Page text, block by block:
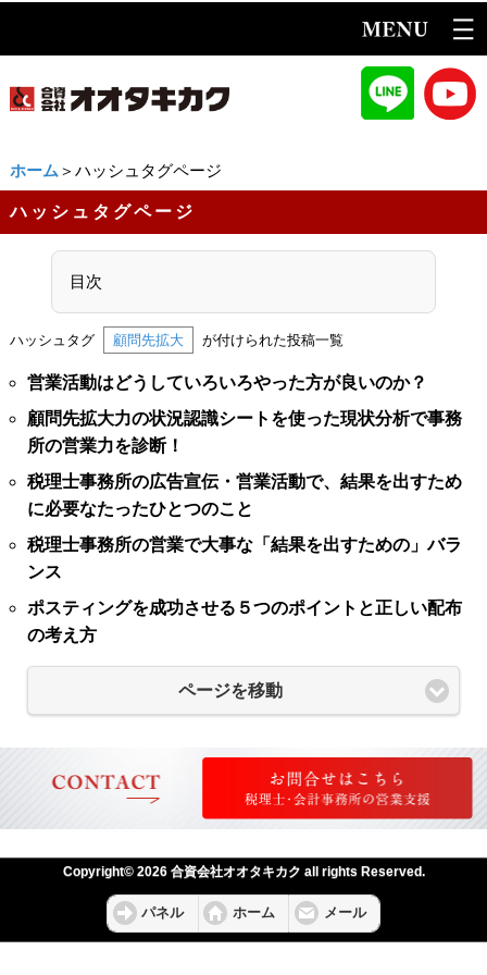
ホーム ＞ハッシュタグページ
ハッシュタグページ
目次
ハッシュタグ 顧問先拡大 が付けられた投稿一覧
営業活動はどうしていろいろやった方が良いのか？
顧問先拡大力の状況認識シートを使った現状分析で事務
所の営業力を診断！
税理士事務所の広告宣伝・営業活動で、結果を出すため
に必要なたったひとつのこと
税理士事務所の営業で大事な「結果を出すための」バラ
ンス
ポスティングを成功させる５つのポイントと正しい配布
の考え方
ページを移動
Copyright© 2026 合資会社オオタキカク all rights Reserved.
パネル ホーム メール